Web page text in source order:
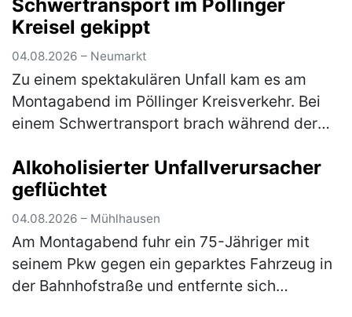
(mehr)
Schwertransport im Pöllinger
Kreisel gekippt
04.08.2026 – Neumarkt
Zu einem spektakulären Unfall kam es am
Montagabend im Pöllinger Kreisverkehr. Bei
einem Schwertransport brach während der
des Sattelaufliegers umkippte und e…(mehr)
Alkoholisierter Unfallverursacher
geflüchtet
04.08.2026 – Mühlhausen
Am Montagabend fuhr ein 75-Jähriger mit
seinem Pkw gegen ein geparktes Fahrzeug in
der Bahnhofstraße und entfernte sich